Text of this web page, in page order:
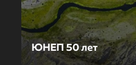
ЮНЕП 50 лет